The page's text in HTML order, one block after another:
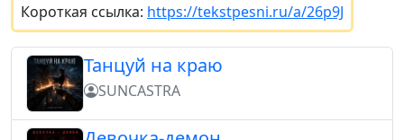
Короткая ссылка: https://tekstpesni.ru/a/26p9J
Танцуй на краю
SUNCASTRA